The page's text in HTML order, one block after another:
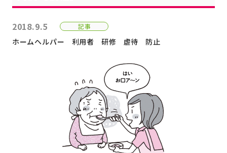
2018.9.5 記事
ホームヘルパー 利用者 研修 虐待 防止